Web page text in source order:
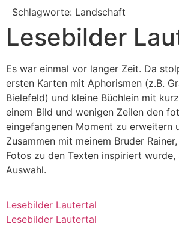
Schlagworte: Landschaft
Lesebilder
Es war einmal vor langer Zeit. Da
ersten Karten mit Aphorismen (z.B.
Bielefeld) und kleine Büchlein mit
einem Bild und wenigen Zeilen den
eingefangenen Moment zu erweitern
Zusammen mit meinem Bruder
Fotos zu den Texten inspiriert wurde,
Auswahl.
Lesebilder Lautertal
Lesebilder Lautertal